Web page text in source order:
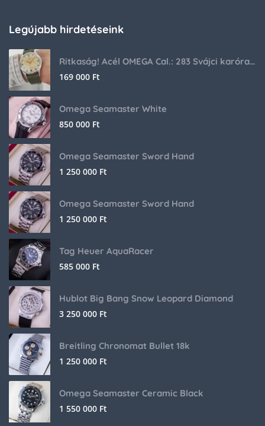
Legújabb hirdetéseink
Ritkaság! Acél OMEGA Cal.: 283 Svájci karóra 1953-ból!
169 000 Ft
Omega Seamaster White
850 000 Ft
Omega Seamaster Sword Hand
1 250 000 Ft
Omega Seamaster Sword Hand
1 250 000 Ft
Tag Heuer AquaRacer
585 000 Ft
Hublot Big Bang Snow Leopard Diamond
3 250 000 Ft
Breitling Chronomat Bullet 18k
1 250 000 Ft
Omega Seamaster Ceramic Black
1 550 000 Ft